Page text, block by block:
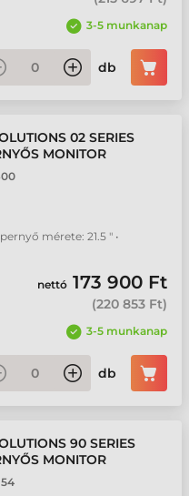
3-5 munkanap
db
02 SERIES
MONITOR
mérete: 21.5 " •
nettó 173 900 Ft
(220 853 Ft)
3-5 munkanap
db
90 SERIES
MONITOR